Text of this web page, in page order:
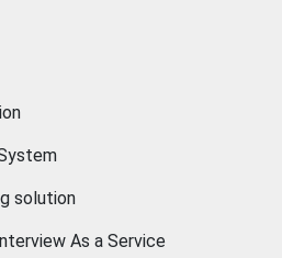
solution
As a Service